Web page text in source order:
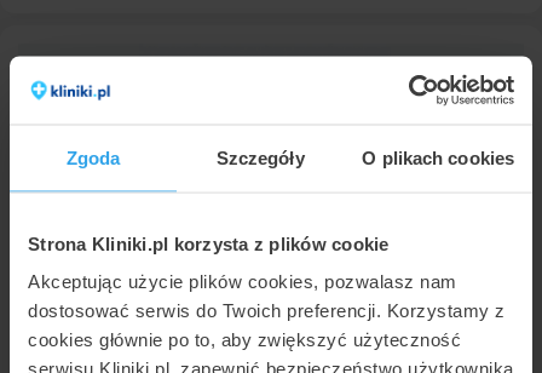
Zgoda Szczegóły O plikach cookies
Strona Kliniki.pl korzysta z plików cookie
Akceptując użycie plików cookies, pozwalasz nam
dostosować serwis do Twoich preferencji. Korzystamy z
cookies głównie po to, aby zwiększyć użyteczność
serwisu Kliniki.pl, zapewnić bezpieczeństwo użytkownika
Centrum Zdrowia Sanvita
Knurów,ul. Kazimierza Wielkiego 13 (32 km od Sosnowca)
8,4•Bardzo dobra• 346 opinii
Profil placówki